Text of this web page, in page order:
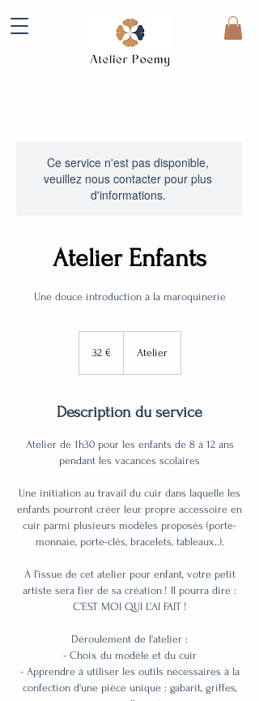
Ce service n'est pas disponible,
veuillez nous contacter pour plus
d'informations.
Atelier Enfants
Une douce introduction à la maroquinerie
32 € Atelier
Description du service
Atelier de 1h30 pour les enfants de 8 à 12 ans
pendant les vacances scolaires
Une initiation au travail du cuir dans laquelle les
enfants pourront créer leur propre accessoire en
cuir parmi plusieurs modèles proposés (porte-
monnaie, porte-clés, bracelets, tableaux..).
À l’issue de cet atelier pour enfant, votre petit
artiste sera fier de sa création ! Il pourra dire :
C’EST MOI QUI L’AI FAIT !
Déroulement de l'atelier :
- Choix du modèle et du cuir
- Apprendre à utiliser les outils nécessaires à la
confection d'une pièce unique : gabarit, griffes,